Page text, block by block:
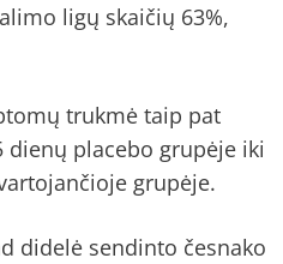
ligų skaičių 63%,
trukmė taip pat
dienų placebo grupėje iki
grupėje.
didelė sendinto česnako